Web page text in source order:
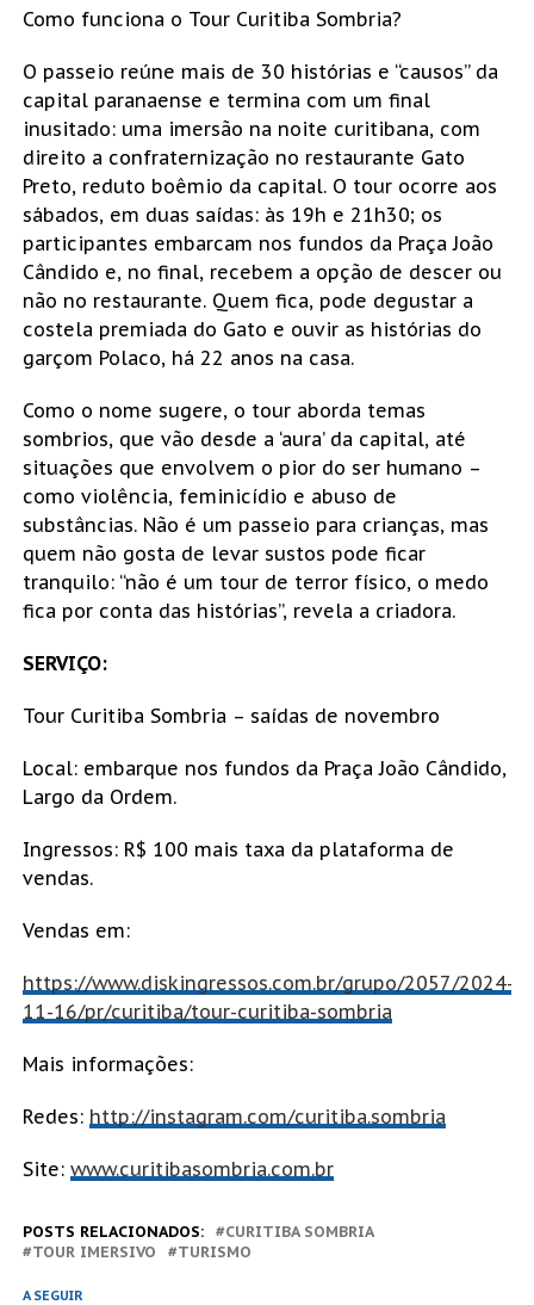
Como funciona o Tour Curitiba Sombria?
O passeio reúne mais de 30 histórias e “causos” da
capital paranaense e termina com um final
inusitado: uma imersão na noite curitibana, com
direito a confraternização no restaurante Gato
Preto, reduto boêmio da capital. O tour ocorre aos
sábados, em duas saídas: às 19h e 21h30; os
participantes embarcam nos fundos da Praça João
Cândido e, no final, recebem a opção de descer ou
não no restaurante. Quem fica, pode degustar a
costela premiada do Gato e ouvir as histórias do
garçom Polaco, há 22 anos na casa.
Como o nome sugere, o tour aborda temas
sombrios, que vão desde a ‘aura’ da capital, até
situações que envolvem o pior do ser humano –
como violência, feminicídio e abuso de
substâncias. Não é um passeio para crianças, mas
quem não gosta de levar sustos pode ficar
tranquilo: “não é um tour de terror físico, o medo
fica por conta das histórias”, revela a criadora.
SERVIÇO:
Tour Curitiba Sombria – saídas de novembro
Local: embarque nos fundos da Praça João Cândido,
Largo da Ordem.
Ingressos: R$ 100 mais taxa da plataforma de
vendas.
Vendas em:
https://www.diskingressos.com.br/grupo/2057/2024-
11-16/pr/curitiba/tour-curitiba-sombria
Mais informações:
Redes: http://instagram.com/curitiba.sombria
Site: www.curitibasombria.com.br
POSTS RELACIONADOS:
CURITIBA SOMBRIA
TOUR IMERSIVO
TURISMO
A SEGUIR